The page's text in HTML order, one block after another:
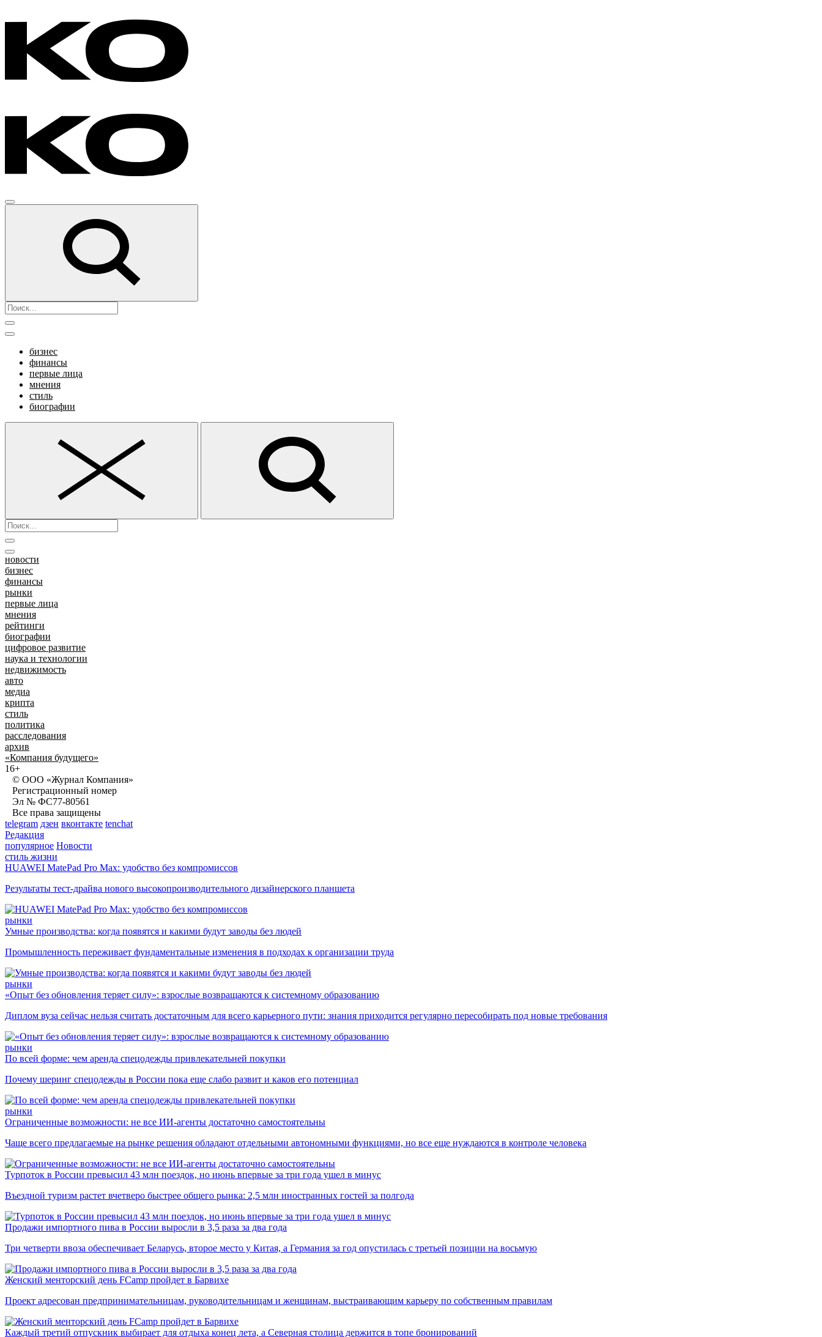
бизнес
финансы
первые лица
мнения
стиль
биографии
новости
бизнес
финансы
рынки
первые лица
мнения
рейтинги
биографии
цифровое развитие
наука и технологии
недвижимость
авто
медиа
крипта
стиль
политика
расследования
архив
«Компания будущего»
16+
© ООО «Журнал Компания»
Регистрационный номер
Эл № ФС77-80561
Все права защищены
telegram дзен вконтакте tenchat
Редакция
популярное Новости
стиль жизни
HUAWEI MatePad Pro Max: удобство без компромиссов
Результаты тест-драйва нового высокопроизводительного дизайнерского планшета
рынки
Умные производства: когда появятся и какими будут заводы без людей
Промышленность переживает фундаментальные изменения в подходах к организации труда
рынки
«Опыт без обновления теряет силу»: взрослые возвращаются к системному образованию
Диплом вуза сейчас нельзя считать достаточным для всего карьерного пути: знания приходится регулярно пересобирать под новые требования
рынки
По всей форме: чем аренда спецодежды привлекательней покупки
Почему шеринг спецодежды в России пока еще слабо развит и каков его потенциал
рынки
Ограниченные возможности: не все ИИ-агенты достаточно самостоятельны
Чаще всего предлагаемые на рынке решения обладают отдельными автономными функциями, но все еще нуждаются в контроле человека
Турпоток в России превысил 43 млн поездок, но июнь впервые за три года ушел в минус
Въездной туризм растет вчетверо быстрее общего рынка: 2,5 млн иностранных гостей за полгода
Продажи импортного пива в России выросли в 3,5 раза за два года
Три четверти ввоза обеспечивает Беларусь, второе место у Китая, а Германия за год опустилась с третьей позиции на восьмую
Женский менторский день FCamp пройдет в Барвихе
Проект адресован предпринимательницам, руководительницам и женщинам, выстраивающим карьеру по собственным правилам
Каждый третий отпускник выбирает для отдыха конец лета, а Северная столица держится в топе бронирований